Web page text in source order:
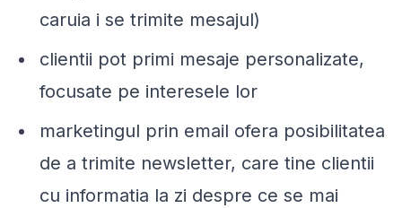
caruia i se trimite mesajul)
clientii pot primi mesaje personalizate,
focusate pe interesele lor
marketingul prin email ofera posibilitatea
de a trimite newsletter, care tine clientii
cu informatia la zi despre ce se mai